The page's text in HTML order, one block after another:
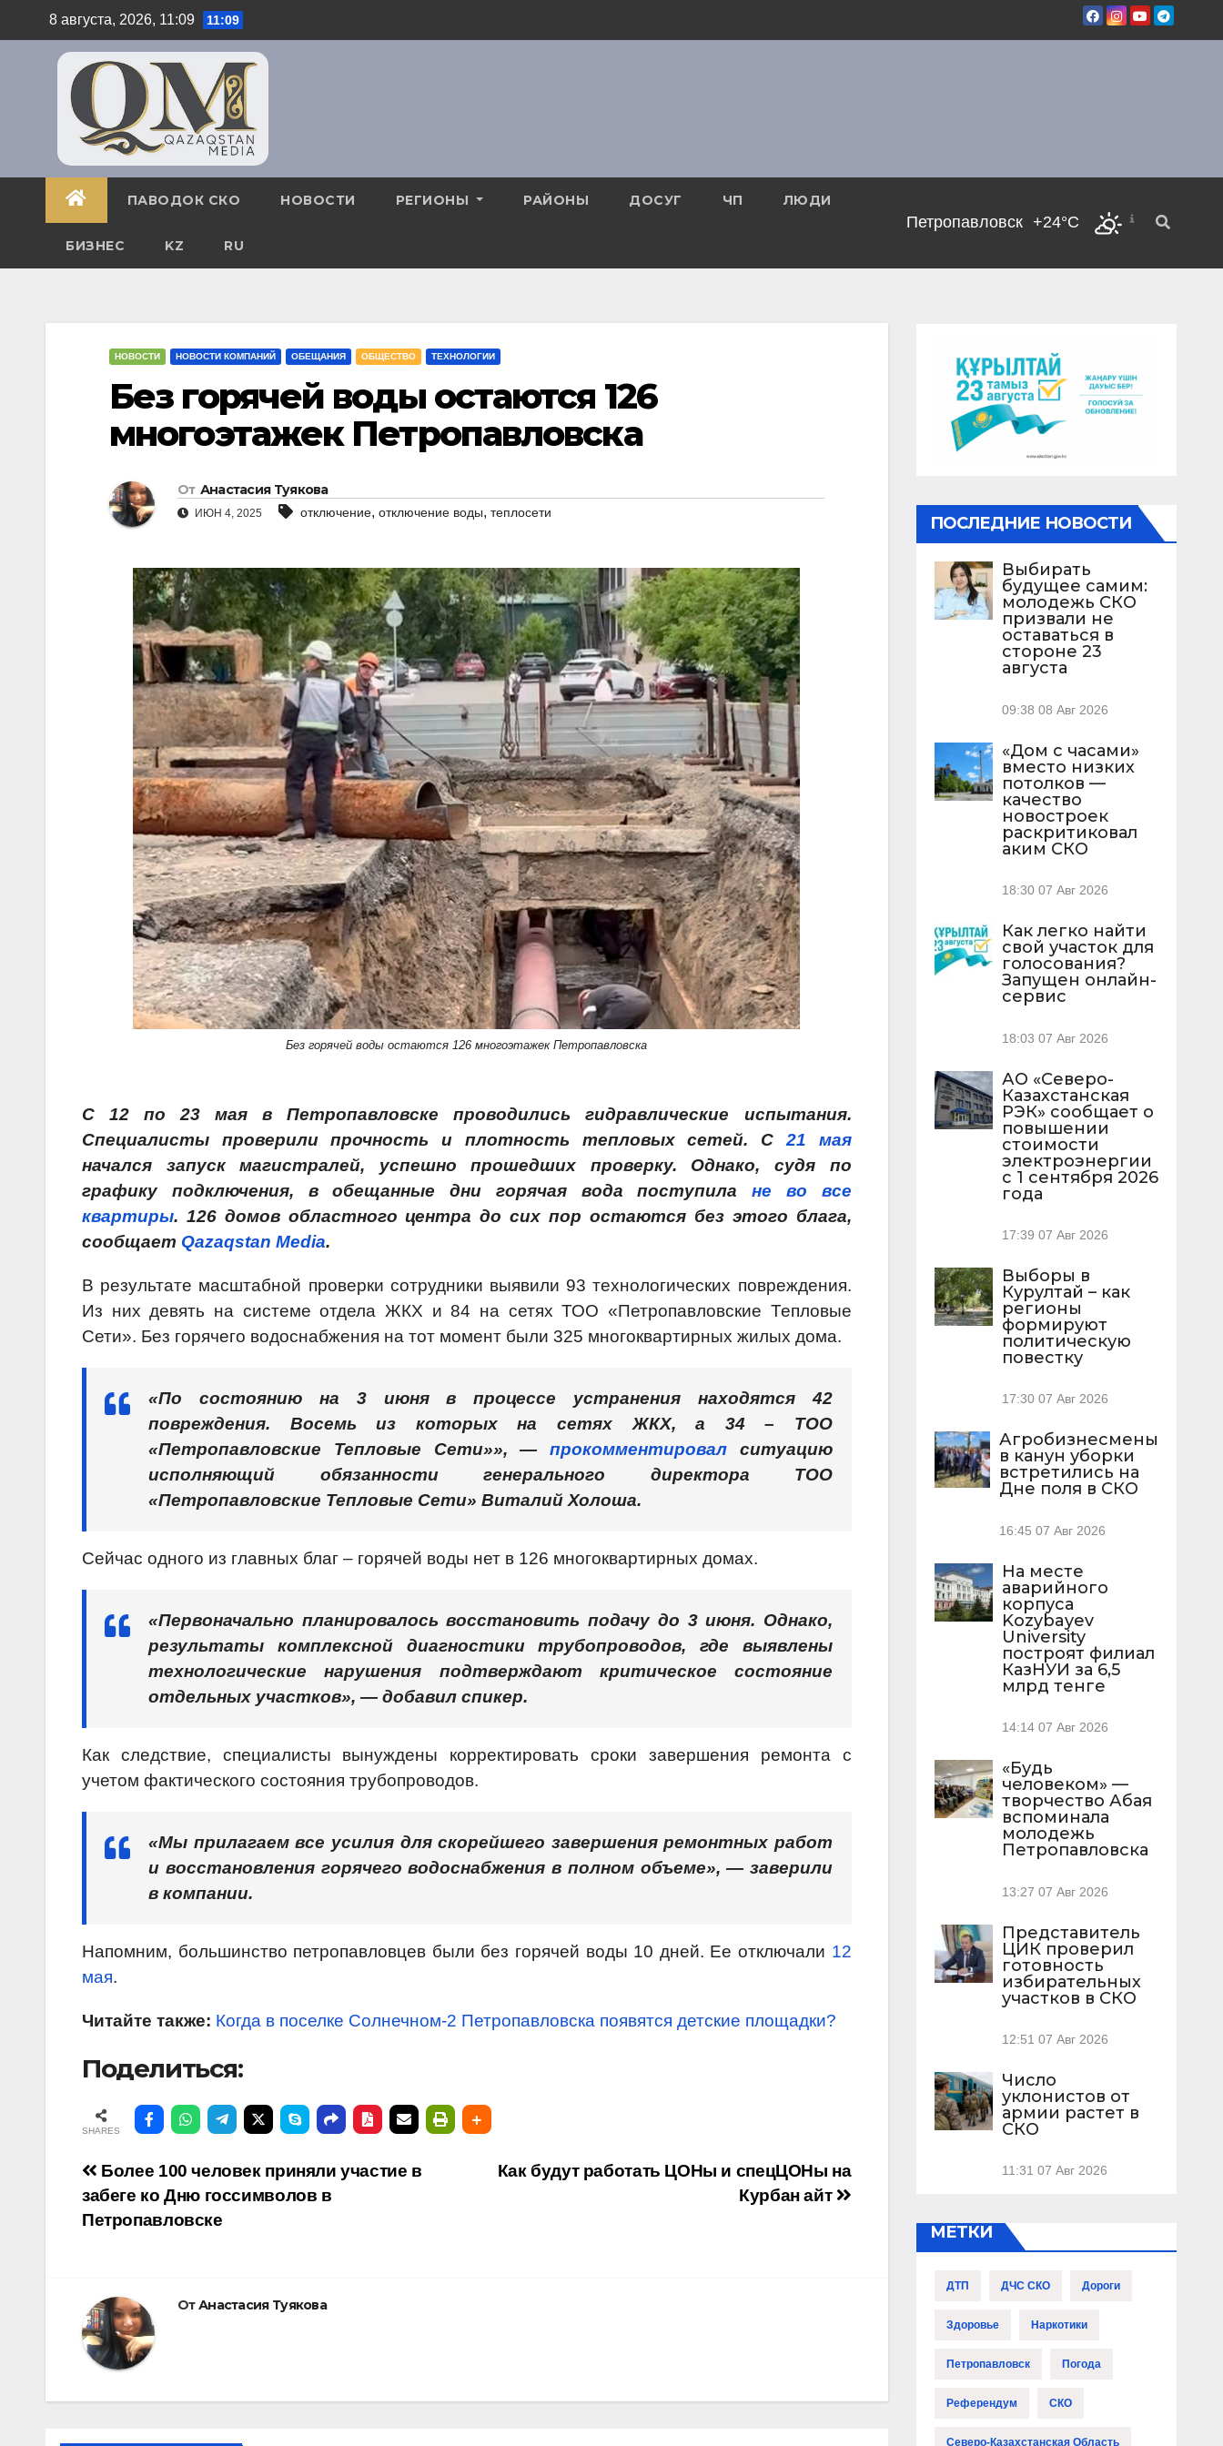
Перейти
к
содержимому
8 августа, 2026, 11:09 11:09
ПАВОДОК СКО НОВОСТИ РЕГИОНЫ РАЙОНЫ ДОСУГ ЧП ЛЮДИ
БИЗНЕС KZ RU
Петропавловск +24°C
НОВОСТИ НОВОСТИ КОМПАНИЙ ОБЕЩАНИЯ ОБЩЕСТВО ТЕХНОЛОГИИ
Без горячей воды остаются 126
многоэтажек Петропавловска
От Анастасия Туякова
ИЮН 4, 2025 отключение, отключение воды, теплосети
Без горячей воды остаются 126 многоэтажек Петропавловска
С 12 по 23 мая в Петропавловске проводились гидравлические испытания.
Специалисты проверили прочность и плотность тепловых сетей. С 21 мая
начался запуск магистралей, успешно прошедших проверку. Однако, судя по
графику подключения, в обещанные дни горячая вода поступила не во все
квартиры. 126 домов областного центра до сих пор остаются без этого блага,
сообщает Qazaqstan Media.
В результате масштабной проверки сотрудники выявили 93 технологических повреждения.
Из них девять на системе отдела ЖКХ и 84 на сетях ТОО «Петропавловские Тепловые
Сети». Без горячего водоснабжения на тот момент были 325 многоквартирных жилых дома.
«По состоянию на 3 июня в процессе устранения находятся 42
повреждения. Восемь из которых на сетях ЖКХ, а 34 – ТОО
«Петропавловские Тепловые Сети»», —прокомментировал ситуацию
исполняющий обязанности генерального директора ТОО
«Петропавловские Тепловые Сети» Виталий Холоша.
Сейчас одного из главных благ – горячей воды нет в 126 многоквартирных домах.
«Первоначально планировалось восстановить подачу до 3 июня. Однако,
результаты комплексной диагностики трубопроводов, где выявлены
технологические нарушения подтверждают критическое состояние
отдельных участков», — добавил спикер.
Как следствие, специалисты вынуждены корректировать сроки завершения ремонта с
учетом фактического состояния трубопроводов.
«Мы прилагаем все усилия для скорейшего завершения ремонтных работ
и восстановления горячего водоснабжения в полном объеме», — заверили
в компании.
Напомним, большинство петропавловцев были без горячей воды 10 дней. Ее отключали 12
мая.
Читайте также: Когда в поселке Солнечном-2 Петропавловска появятся детские площадки?
Поделиться:
SHARES
Навигация
по
Как будут работать ЦОНы и спецЦОНы на
Курбан айт
Более 100 человек приняли участие в
забеге ко Дню госсимволов в
Петропавловске
ОтАнастасия Туякова
ПОСЛЕДНИЕ НОВОСТИ
Выбирать
будущее самим:
молодежь СКО
призвали не
оставаться в
стороне 23
августа
09:38 08 Авг 2026
«Дом с часами»
вместо низких
потолков —
качество
новостроек
раскритиковал
аким СКО
18:30 07 Авг 2026
Как легко найти
свой участок для
голосования?
Запущен онлайн-
сервис
18:03 07 Авг 2026
АО «Северо-
Казахстанская
РЭК» сообщает о
повышении
стоимости
электроэнергии
с 1 сентября 2026
года
17:39 07 Авг 2026
Выборы в
Курултай – как
регионы
формируют
политическую
повестку
17:30 07 Авг 2026
Агробизнесмены
в канун уборки
встретились на
Дне поля в СКО
16:45 07 Авг 2026
На месте
аварийного
корпуса
Kozybayev
University
построят филиал
КазНУИ за 6,5
млрд тенге
14:14 07 Авг 2026
«Будь
человеком» —
творчество Абая
вспоминала
молодежь
Петропавловска
13:27 07 Авг 2026
Представитель
ЦИК проверил
готовность
избирательных
участков в СКО
12:51 07 Авг 2026
Число
уклонистов от
армии растет в
СКО
11:31 07 Авг 2026
МЕТКИ
ДТП ДЧС СКО Дороги
Здоровье Наркотики
Петропавловск Погода
Референдум СКО
Северо-Казахстанская Область